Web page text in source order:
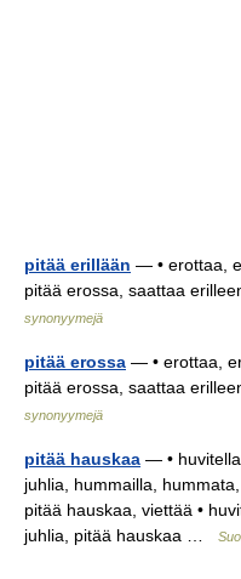
pitää erillään — • erottaa,
pitää erossa, saattaa
synonyymejä
pitää erossa — • erottaa,
pitää erossa, saattaa
synonyymejä
pitää hauskaa — •
juhlia, hummailla,
pitää hauskaa, viettää •
juhlia, pitää hauskaa …